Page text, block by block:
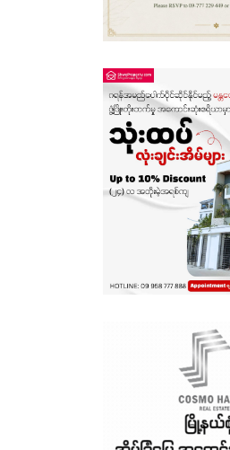
ရခိုင်ပြည်နယ်
ရှမ်းပြည်နယ်
တနင်္သာရီတိုင်းဒေသကြီး